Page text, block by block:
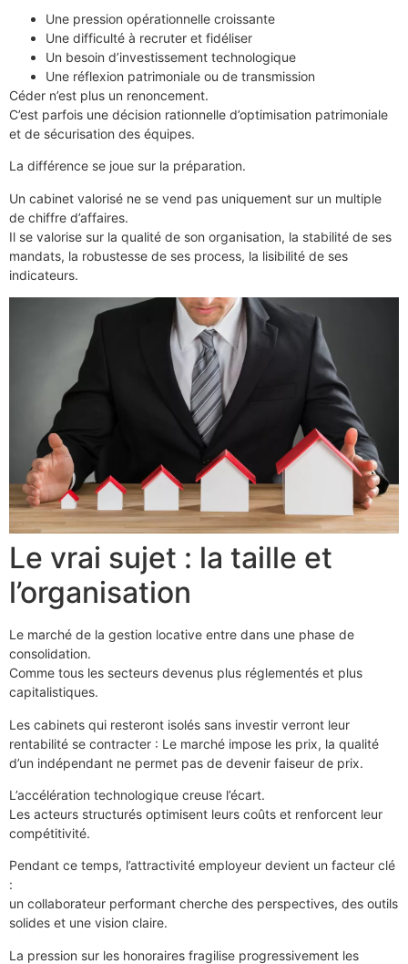
Une pression opérationnelle croissante
Une difficulté à recruter et fidéliser
Un besoin d’investissement technologique
Une réflexion patrimoniale ou de transmission
Céder n’est plus un renoncement.
C’est parfois une décision rationnelle d’optimisation patrimoniale
et de sécurisation des équipes.
La différence se joue sur la préparation.
Un cabinet valorisé ne se vend pas uniquement sur un multiple
de chiffre d’affaires.
Il se valorise sur la qualité de son organisation, la stabilité de ses
mandats, la robustesse de ses process, la lisibilité de ses
indicateurs.
Le vrai sujet : la taille et
l’organisation
Le marché de la gestion locative entre dans une phase de
consolidation.
Comme tous les secteurs devenus plus réglementés et plus
capitalistiques.
Les cabinets qui resteront isolés sans investir verront leur
rentabilité se contracter : Le marché impose les prix, la qualité
d’un indépendant ne permet pas de devenir faiseur de prix.
L’accélération technologique creuse l’écart.
Les acteurs structurés optimisent leurs coûts et renforcent leur
compétitivité.
Pendant ce temps, l’attractivité employeur devient un facteur clé
:
un collaborateur performant cherche des perspectives, des outils
solides et une vision claire.
La pression sur les honoraires fragilise progressivement les